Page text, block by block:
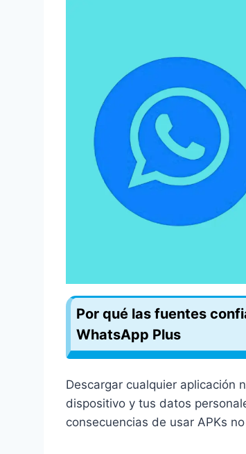
Por qué las fuentes
WhatsApp Plus
Descargar cualquier aplicación
dispositivo y tus datos
consecuencias de usar APKs